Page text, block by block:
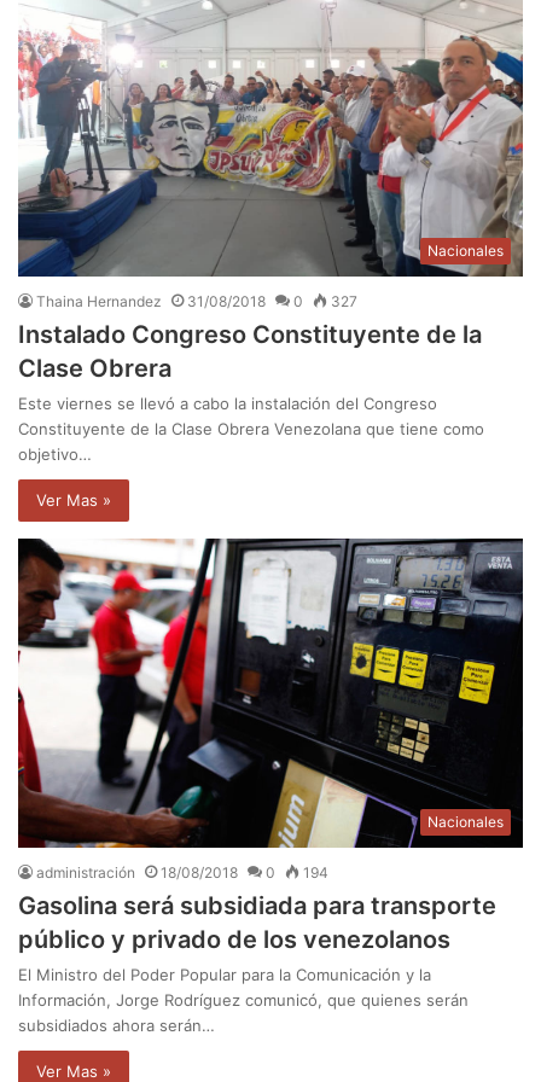
Nacionales
Thaina Hernandez 31/08/2018 0 327
Instalado Congreso Constituyente de la
Clase Obrera
Este viernes se llevó a cabo la instalación del Congreso
Constituyente de la Clase Obrera Venezolana que tiene como
objetivo…
Ver Mas »
Nacionales
administración 18/08/2018 0 194
Gasolina será subsidiada para transporte
público y privado de los venezolanos
El Ministro del Poder Popular para la Comunicación y la
Información, Jorge Rodríguez comunicó, que quienes serán
subsidiados ahora serán…
Ver Mas »